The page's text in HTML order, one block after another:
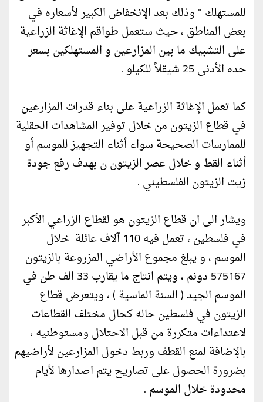
للمستهلك " وذلك بعد الإنخفاض الكبير لأسعاره في
بعض المناطق ، حيث ستعمل طواقم الإغاثة الزراعية
على التشبيك ما بين المزارعين و المستهلكين بسعر
حده الأدنى 25 شيقلاً للكيلو .
كما تعمل الإغاثة الزراعية على بناء قدرات المزارعين
في قطاع الزيتون من خلال توفير المشاهدات الحقلية
للممارسات الصحيحة سواء أثناء التجهيز للموسم أو
أثناء القط و خلال عصر الزيتون ن بهدف رفع جودة
زيت الزيتون الفلسطيني .
ويشار الى ان قطاع الزيتون هو لقطاع الزراعي الأكبر
في فلسطين ، تعمل فيه 110 آلاف عائلة خلال
الموسم ، و يبلغ مجموع الأراضي المزروعة بالزيتون
575167 دونم ، ويتم انتاج ما يقارب 33 الف طن في
الموسم الجيد ( السنة الماسية ) ، ويتعرض قطاع
الزيتون في فلسطين حاله كحال مختلف القطاعات
لاعتداءات متكررة من قبل الاحتلال ومستوطنيه ،
بالإضافة لمنع القطف وربط دخول المزارعين لأراضيهم
بضرورة الحصول على تصاريح يتم اصدارها لأيام
محدودة خلال الموسم .